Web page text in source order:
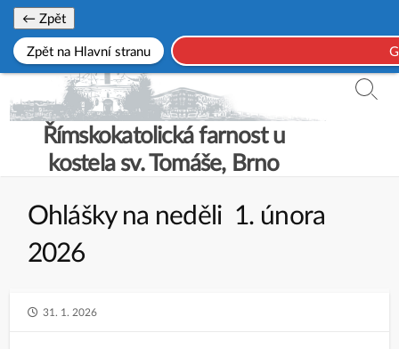
Skip
content
Římskokatolická farnost u
kostela sv. Tomáše, Brno
Ohlášky na neděli 1. února
2026
PUBLISHED
31. 1. 2026
← Zpět
Zpět na Hlavní stranu